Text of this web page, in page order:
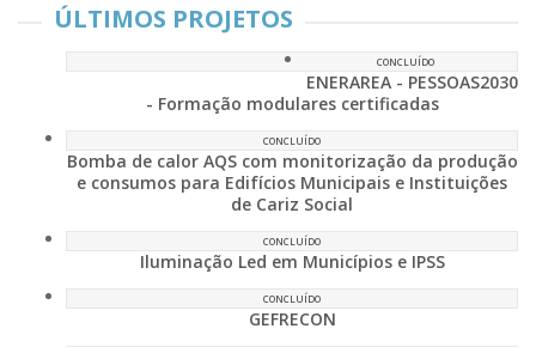
ÚLTIMOS PROJETOS
CONCLUÍDO
ENERAREA - PESSOAS2030
- Formação modulares certificadas
CONCLUÍDO
Bomba de calor AQS com monitorização da produção
e consumos para Edifícios Municipais e Instituições
de Cariz Social
CONCLUÍDO
Iluminação Led em Municípios e IPSS
CONCLUÍDO
GEFRECON